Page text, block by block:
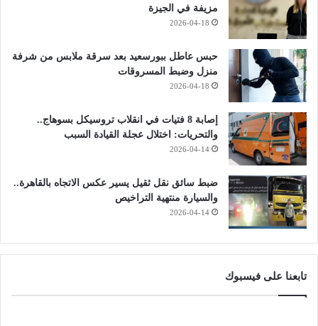
مزيفة في الجيزة
2026-04-18
حبس عاطل ببورسعيد بعد سرقة ملابس من شرفة
منزل وضبط المسروقات
2026-04-18
إصابة 8 فتيات في انقلاب تروسيكل بسوهاج..
والتحريات: اختلال عجلة القيادة السبب
2026-04-14
ضبط سائق نقل ثقيل يسير عكس الاتجاه بالقاهرة..
والسيارة منتهية التراخيص
2026-04-14
تابعنا على فيسبوك